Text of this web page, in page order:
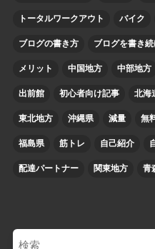
トータルワークアウト バイク
ブログの書き方 ブログを書き
メリット 中国地方 中部地方
出前館 初心者向け記事 北海
東北地方 沖縄県 減量 無
福島県 筋トレ 自己紹介
配達パートナー 関東地方 青